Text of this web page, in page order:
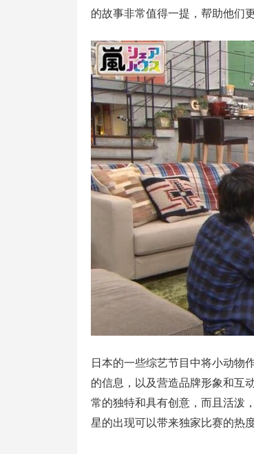
的故事非常值得一提，帮助他们
日本的一些综艺节目中将小动物
的信息，以及营造品牌形象和互
常的独特和具有创意，而且活泼
星的出现可以带来独家比赛的热